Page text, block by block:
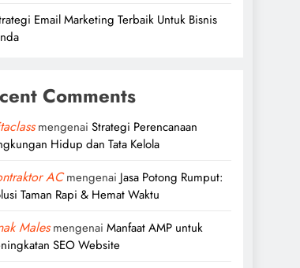
Email Marketing Terbaik Untuk Bisnis
Comments
mengenai Strategi Perencanaan
Hidup dan Tata Kelola
ACmengenai Jasa Potong Rumput:
Taman Rapi & Hemat Waktu
Malesmengenai Manfaat AMP untuk
SEO Website